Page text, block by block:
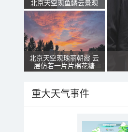
北京天空现鱼鳞云景观
北京天空现瑰丽朝霞 云
层仿若一片片棉花糖
重大天气事件